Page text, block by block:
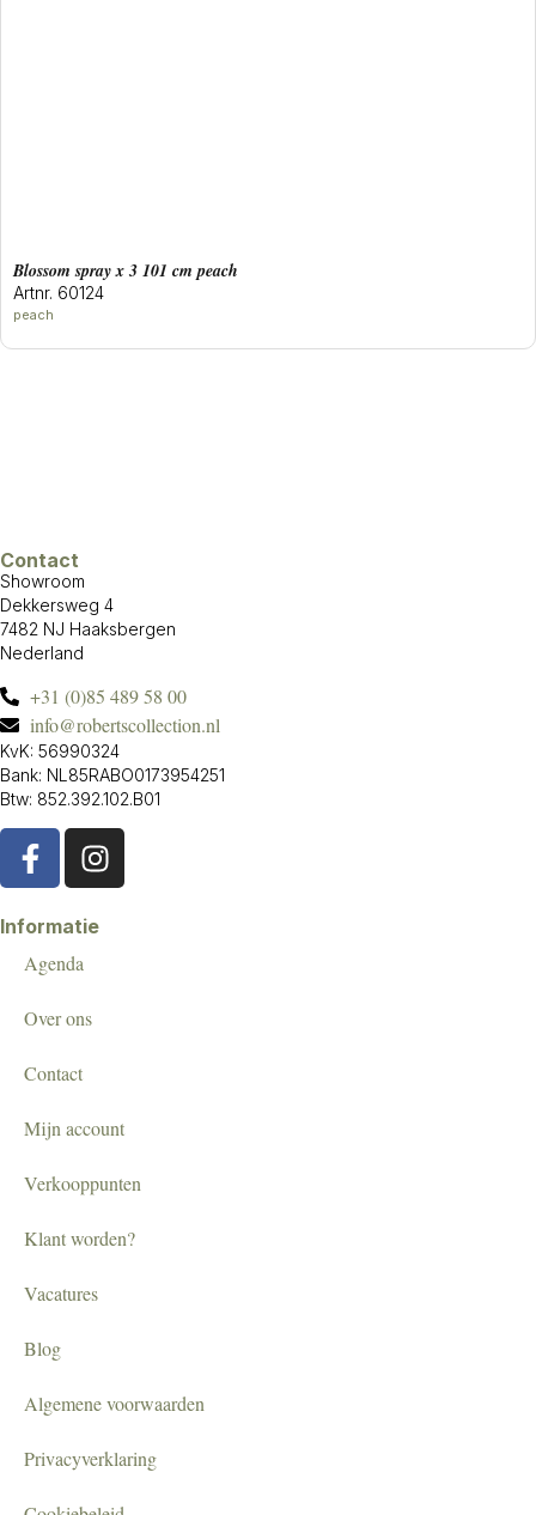
blossom spray x 3 101 cm peach
Artnr. 60124
peach
Contact
Showroom
Dekkersweg 4
7482 NJ Haaksbergen
Nederland
+31 (0)85 489 58 00
info@robertscollection.nl
KvK: 56990324
Bank: NL85RABO0173954251
Btw: 852.392.102.B01
Informatie
Agenda
Over ons
Contact
Mijn account
Verkooppunten
Klant worden?
Vacatures
Blog
Algemene voorwaarden
Privacyverklaring